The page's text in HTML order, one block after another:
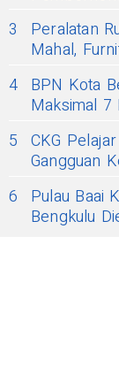
3
Peralatan
Mahal,
4 BPN Kota
Maksimal 7
5 CKG
Gangguan
6
Pulau Baai
Bengkulu